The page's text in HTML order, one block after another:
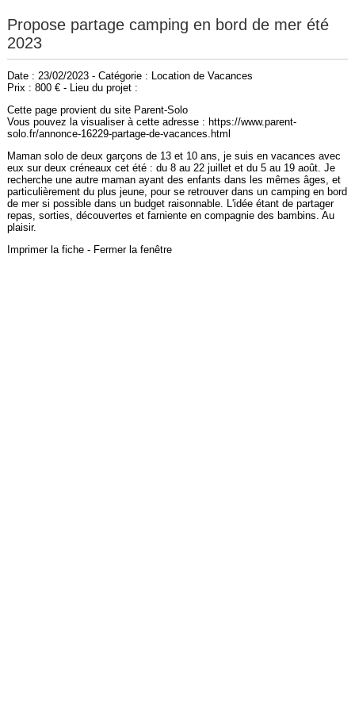
Propose partage camping en bord de mer été
2023
Date : 23/02/2023 - Catégorie : Location de Vacances
Prix : 800 € - Lieu du projet :
Cette page provient du site Parent-Solo
Vous pouvez la visualiser à cette adresse : https://www.parent-
solo.fr/annonce-16229-partage-de-vacances.html
Maman solo de deux garçons de 13 et 10 ans, je suis en vacances avec
eux sur deux créneaux cet été : du 8 au 22 juillet et du 5 au 19 août. Je
recherche une autre maman ayant des enfants dans les mêmes âges, et
particulièrement du plus jeune, pour se retrouver dans un camping en bord
de mer si possible dans un budget raisonnable. L'idée étant de partager
repas, sorties, découvertes et farniente en compagnie des bambins. Au
plaisir.
Imprimer la fiche- Fermer la fenêtre